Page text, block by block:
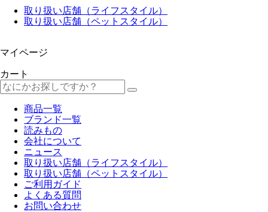
取り扱い店舗（ライフスタイル）
取り扱い店舗（ペットスタイル）
マイページ
カート
商品一覧
ブランド一覧
読みもの
会社について
ニュース
取り扱い店舗（ライフスタイル）
取り扱い店舗（ペットスタイル）
ご利用ガイド
よくある質問
お問い合わせ